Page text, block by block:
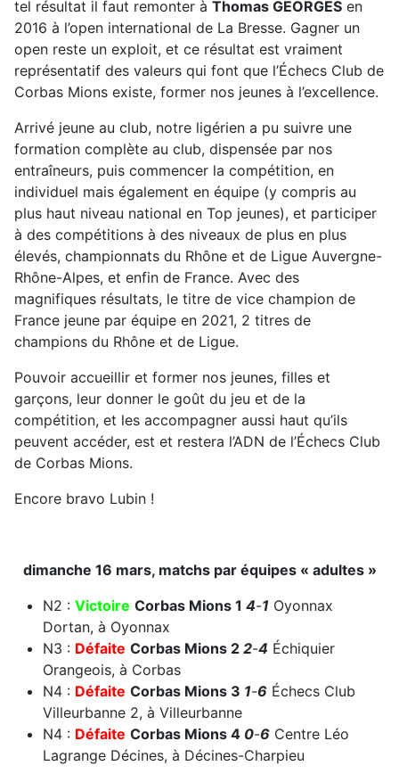
tel résultat il faut remonter à Thomas GEORGES en
2016 à l’open international de La Bresse. Gagner un
open reste un exploit, et ce résultat est vraiment
représentatif des valeurs qui font que l’Échecs Club de
Corbas Mions existe, former nos jeunes à l’excellence.
Arrivé jeune au club, notre ligérien a pu suivre une
formation complète au club, dispensée par nos
entraîneurs, puis commencer la compétition, en
individuel mais également en équipe (y compris au
plus haut niveau national en Top jeunes), et participer
à des compétitions à des niveaux de plus en plus
élevés, championnats du Rhône et de Ligue Auvergne-
Rhône-Alpes, et enfin de France. Avec des
magnifiques résultats, le titre de vice champion de
France jeune par équipe en 2021, 2 titres de
champions du Rhône et de Ligue.
Pouvoir accueillir et former nos jeunes, filles et
garçons, leur donner le goût du jeu et de la
compétition, et les accompagner aussi haut qu’ils
peuvent accéder, est et restera l’ADN de l’Échecs Club
de Corbas Mions.
Encore bravo Lubin !
dimanche 16 mars, matchs par équipes « adultes »
N2 : Victoire Corbas Mions 1 4-1 Oyonnax
Dortan, à Oyonnax
N3 : Défaite Corbas Mions 2 2-4 Échiquier
Orangeois, à Corbas
N4 : Défaite Corbas Mions 3 1-6 Échecs Club
Villeurbanne 2, à Villeurbanne
N4 : Défaite Corbas Mions 4 0-6 Centre Léo
Lagrange Décines, à Décines-Charpieu